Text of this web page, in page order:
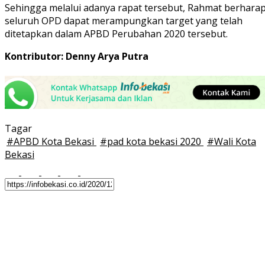
Sehingga melalui adanya rapat tersebut, Rahmat
seluruh OPD dapat merampungkan target yang telah
ditetapkan dalam APBD Perubahan 2020 tersebut.
Kontributor: Denny Arya Putra
Tagar
#APBD Kota Bekasi #pad kota bekasi 2020 #Wali Kota
Bekasi